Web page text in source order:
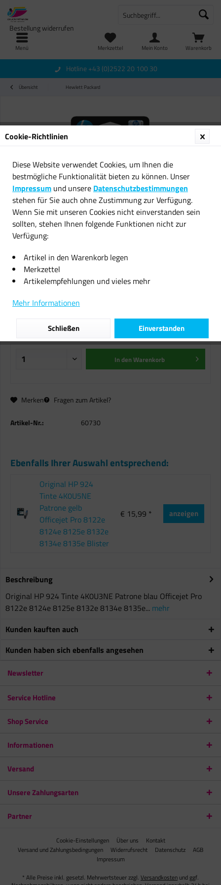
Menü Warenkorb
Merkzettel
Bestellung widerrufen
Mein Konto
Hotline +43 (0)2522 20 100 30
Übersicht Hewlett Packard
Original HP 924 Tinte 4K0U3NE
Patrone blau Officejet Pro 8122e
8124e 8125e 8132e 8134e 8135e
MHD
11,45 € *
Sofort versandfertig, Lieferzeit ca. 1-2 Werktage
In denWarenkorb
Merken Fragen zum Artikel?
Artikel-Nr.: 60730
Ebenfalls Ihrer Auswahl entsprechend:
Original HP 924
Tinte 4K0U5NE
Patrone gelb
Officejet Pro 8122e
8124e 8125e 8132e
8134e 8135e Blister
€ 15,99 * anzeigen
Beschreibung
Original HP 924 Tinte 4K0U3NE Patrone blau Officejet Pro
8122e 8124e 8125e 8132e 8134e 8135e... mehr
Kunden kauften auch
Kunden haben sich ebenfalls angesehen
Newsletter
Service Hotline
Shop Service
Informationen
Versand
Unsere Zahlungsarten
Partner
Cookie-Einstellungen Über uns
Kontakt
Versand und Zahlungsbedingungen
Widerrufsrecht Datenschutz
AGB
Impressum
* Alle Preise inkl. gesetzl. Mehrwertsteuer zzgl. Versandkosten und ggf.
Cookie-Richtlinien
Diese Website verwendet Cookies, um Ihnen die
bestmögliche Funktionalität bieten zu können. Unser
Impressum und unsere Datenschutzbestimmungen
stehen für Sie auch ohne Zustimmung zur Verfügung.
Wenn Sie mit unseren Cookies nicht einverstanden sein
sollten, stehen Ihnen folgende Funktionen nicht zur
Verfügung:
Artikel in den Warenkorb legen
Merkzettel
Artikelempfehlungen und vieles mehr
Mehr Informationen
Einverstanden
Schließen